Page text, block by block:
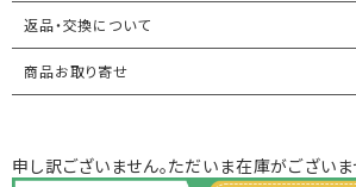
返品・交換について
商品お取り寄せ
申し訳ございません。ただいま在庫がございま